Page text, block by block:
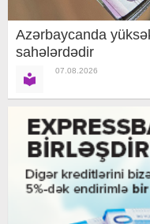
Azərbaycanda
sahələrdədir
07.08.2026